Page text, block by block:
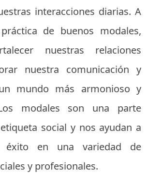
interacciones diarias. A
de buenos modales,
nuestras relaciones
nuestra comunicación y
mundo más armonioso y
modales son una parte
social y nos ayudan a
éxito en una variedad de
y profesionales.